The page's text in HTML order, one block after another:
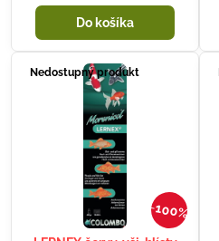
Do košíka
100%
Nedostupný produkt